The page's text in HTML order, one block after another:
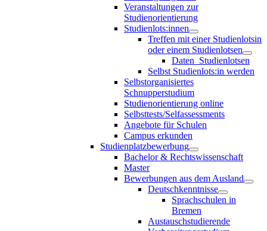
Veranstaltungen zur
Studienorientierung
Studienlots:innen
Treffen mit einer Studienlotsin
oder einem Studienlotsen
Daten_Studienlotsen
Selbst Studienlots:in werden
Selbstorganisiertes
Schnupperstudium
Studienorientierung online
Selbsttests/Selfassessments
Angebote für Schulen
Campus erkunden
Studienplatzbewerbung
Bachelor & Rechtswissenschaft
Master
Bewerbungen aus dem Ausland
Deutschkenntnisse
Sprachschulen in
Bremen
Austauschstudierende